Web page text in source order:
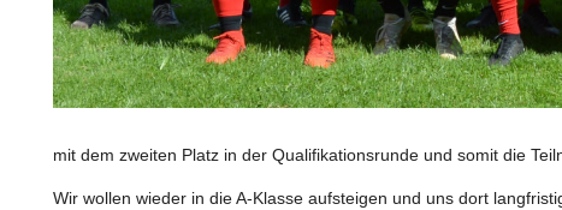
mit dem zweiten Platz in der Qualifikationsrunde und somit die
Wir wollen wieder in die A-Klasse aufsteigen und uns dort